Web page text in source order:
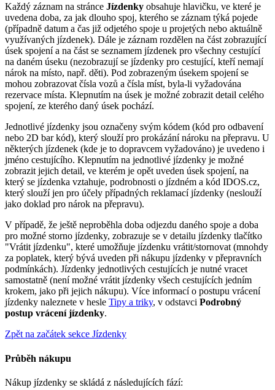
Každý záznam na stránce Jízdenky obsahuje hlavičku, ve které je
uvedena doba, za jak dlouho spoj, kterého se záznam týká pojede
(případně datum a čas již odjetého spoje u projetých nebo aktuálně
využívaných jízdenek). Dále je záznam rozdělen na část zobrazující
úsek spojení a na část se seznamem jízdenek pro všechny cestující
na daném úseku (nezobrazují se jízdenky pro cestující, kteří nemají
nárok na místo, např. děti). Pod zobrazeným úsekem spojení se
mohou zobrazovat čísla vozů a čísla míst, byla-li vyžadována
rezervace místa. Klepnutím na úsek je možné zobrazit detail celého
spojení, ze kterého daný úsek pochází.
Jednotlivé jízdenky jsou označeny svým kódem (kód pro odbavení
nebo 2D bar kód), který slouží pro prokázání nároku na přepravu. U
některých jízdenek (kde je to dopravcem vyžadováno) je uvedeno i
jméno cestujícího. Klepnutím na jednotlivé jízdenky je možné
zobrazit jejich detail, ve kterém je opět uveden úsek spojení, na
který se jízdenka vztahuje, podrobnosti o jízdném a kód IDOS.cz,
který slouží jen pro účely případných reklamací jízdenky (neslouží
jako doklad pro nárok na přepravu).
V případě, že ještě neproběhla doba odjezdu daného spoje a doba
pro možné storno jízdenky, zobrazuje se v detailu jízdenky tlačítko
"Vrátit jízdenku", které umožňuje jízdenku vrátit/stornovat (mnohdy
za poplatek, který bývá uveden při nákupu jízdenky v přepravních
podmínkách). Jízdenky jednotlivých cestujících je nutné vracet
samostatně (není možné vrátit jízdenky všech cestujících jedním
krokem, jako při jejich nákupu). Více informací o postupu vrácení
jízdenky naleznete v hesle Tipy a triky, v odstavci Podrobný
postup vrácení jízdenky.
Zpět na začátek sekce Jízdenky
Průběh nákupu
Nákup jízdenky se skládá z následujících fází: